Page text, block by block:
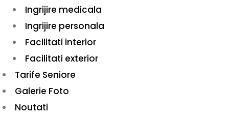
Ingrijire medicala
Ingrijire personala
Facilitati interior
Facilitati exterior
Tarife Seniore
Galerie Foto
Noutati